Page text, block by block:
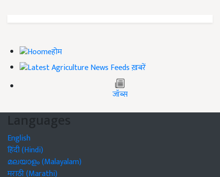
होम
ख़बरें
जॉब्स
Languages
English
हिंदी (Hindi)
മലയാളം (Malayalam)
मराठी (Marathi)